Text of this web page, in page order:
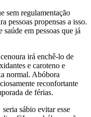
sem regulamentação
pessoas propensas a isso.
em pessoas que já
irá enchê-lo de
e caroteno e
normal. Abóbora
reconfortante
de férias.
sábio evitar esse